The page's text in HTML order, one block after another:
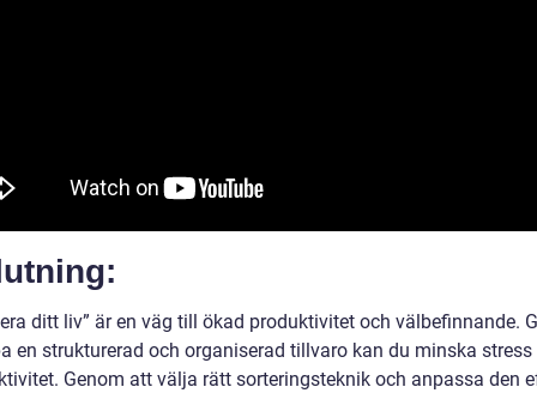
ditt liv” är en väg till ökad produktivitet och välbefinnande.
en strukturerad och organiserad tillvaro kan du minska
Genom att välja rätt sorteringsteknik och anpassa den